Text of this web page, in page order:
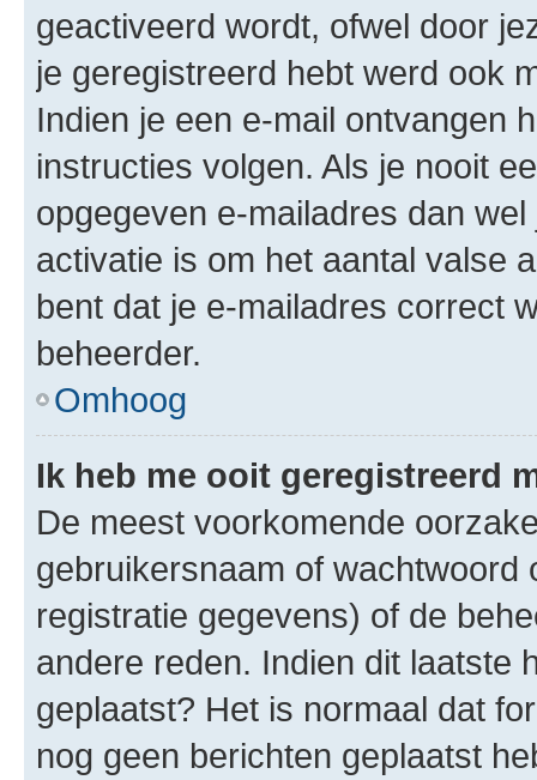
geactiveerd wordt, ofwel door
je geregistreerd hebt werd ook
Indien je een e-mail ontvangen
instructies volgen. Als je nooit
opgegeven e-mailadres dan
activatie is om het aantal valse
bent dat je e-mailadres correct
beheerder.
Omhoog
Ik heb me ooit geregistreerd
De meest voorkomende
gebruikersnaam of wachtwoord
registratie gegevens) of de
andere reden. Indien dit laatste
geplaatst? Het is normaal dat
nog geen berichten geplaatst